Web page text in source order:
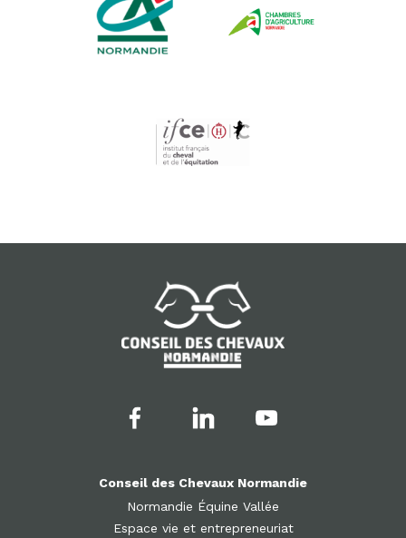
Conseil des Chevaux Normandie
Normandie Équine Vallée
Espace vie et entrepreneuriat